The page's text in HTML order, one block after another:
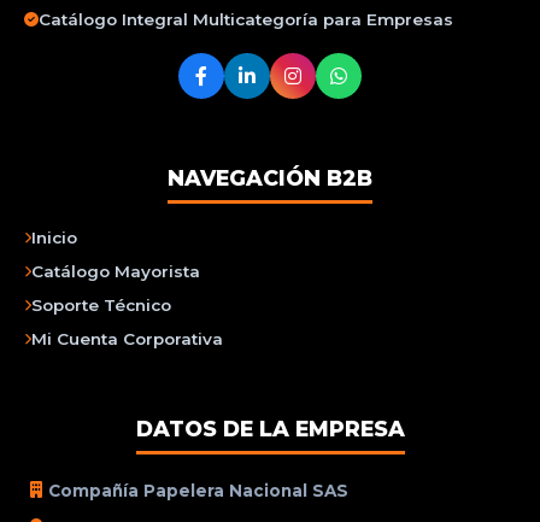
Catálogo Integral Multicategoría para Empresas
NAVEGACIÓN B2B
Inicio
Catálogo Mayorista
Soporte Técnico
Mi Cuenta Corporativa
DATOS DE LA EMPRESA
Compañía Papelera Nacional SAS